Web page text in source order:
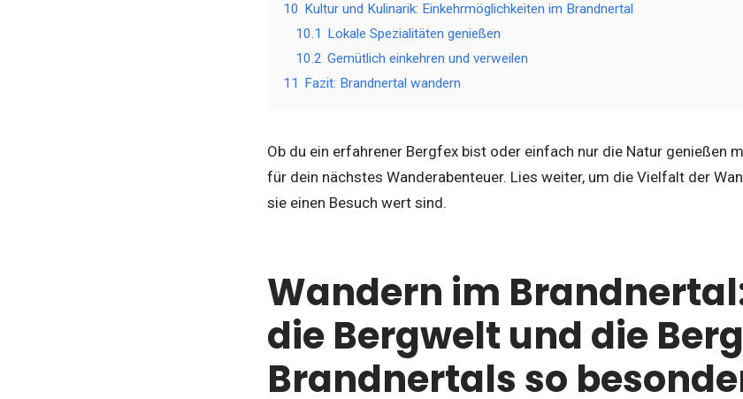
10 Kultur und Kulinarik: Einkehrmöglichkeiten im Brandnertal
10.1 Lokale Spezialitäten genießen
10.2 Gemütlich einkehren und verweilen
11 Fazit: Brandnertal wandern
Ob du ein erfahrener Bergfex bist oder einfach nur die Natur genießen
für dein nächstes Wanderabenteuer. Lies weiter, um die Vielfalt der
sie einen Besuch wert sind.
Wandern im
die Bergwelt und die
Brandnertals so